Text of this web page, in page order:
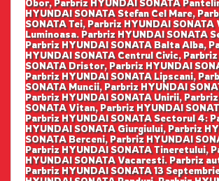
Obor, Parbriz HYUNDAI SONATA
HYUNDAI SONATA Stefan Cel Mare,
SONATA Tei, Parbriz HYUNDAI SONATA
Luminoasa. Parbriz HYUNDAI SONATA
Parbriz HYUNDAI SONATA Balta Alba,
HYUNDAI SONATA Centrul Civic,
SONATA Dristor, Parbriz HYUNDAI
Parbriz HYUNDAI SONATA Lipscani,
SONATA Muncii, Parbriz HYUNDAI
Parbriz HYUNDAI SONATA Unirii,
SONATA Vitan, Parbriz HYUNDAI
Parbriz HYUNDAI SONATA Sectorul 4:
HYUNDAI SONATA Giurgiului, Parbriz
SONATA Berceni, Parbriz HYUNDAI
Parbriz HYUNDAI SONATA Tineretului,
HYUNDAI SONATA Vacaresti. Parbriz
Parbriz HYUNDAI SONATA 13